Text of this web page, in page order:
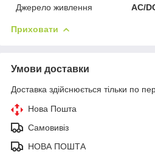
Джерело живлення AC/
Приховати
Умови доставки
Доставка здійснюється тільки по
Нова Пошта
Самовивіз
НОВА ПОШТА